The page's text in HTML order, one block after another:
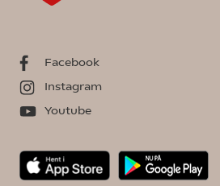
Facebook
Instagram
Youtube